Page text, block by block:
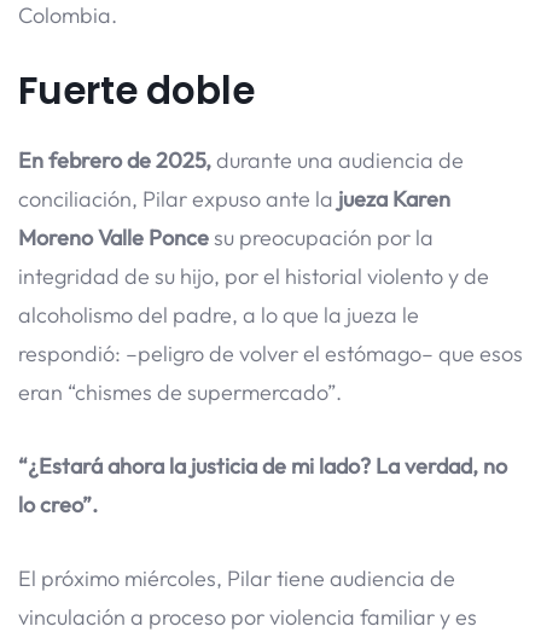
Colombia.
Fuerte doble
En febrero de 2025,durante una audiencia de
conciliación, Pilar expuso ante la jueza Karen
Moreno Valle Poncesu preocupación por la
integridad de su hijo, por el historial violento y de
alcoholismo del padre, a lo que la jueza le
respondió: –peligro de volver el estómago– que esos
eran “chismes de supermercado”.
“¿Estará ahora la justicia de mi lado? La verdad, no
lo creo”.
El próximo miércoles, Pilar tiene audiencia de
vinculación a proceso por violencia familiar y es